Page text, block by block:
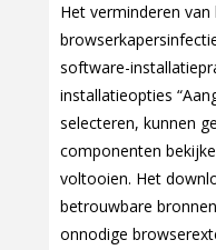
Het verminderen
software-
installatieopties
selecteren, kunnen
componenten
voltooien. Het
betrouwbare
onnodige